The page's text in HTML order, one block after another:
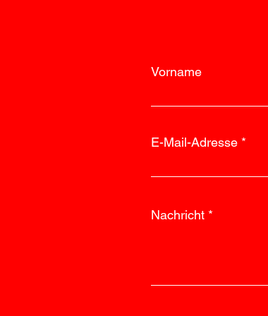
Vorname
E-Mail-Adresse
Nachricht